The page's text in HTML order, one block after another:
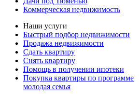
Коммерческая недвижимость
Наши услуги
Быстрый подбор недвижимости
Продажа недвижимости
Сдать квартиру
Снять квартиру
Помощь в получении ипотеки
Покупка квартиры по программе
молодая семья